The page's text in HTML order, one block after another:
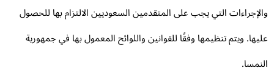
التي يجب على المتقدمين السعوديين الالتزام بها للحصول
ويتم تنظيمها وفقًا للقوانين واللوائح المعمول بها في جمهورية